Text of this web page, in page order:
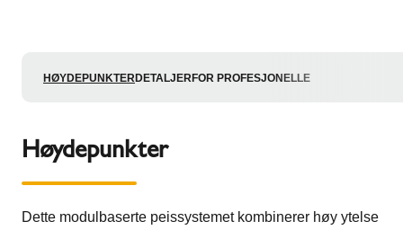
HØYDEPUNKTERDETALJERFOR PROFESJONELLE
Høydepunkter
Dette modulbaserte peissystemet kombinerer høy ytelse